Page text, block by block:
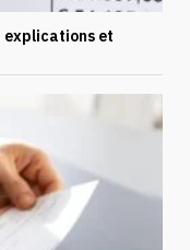
explications et